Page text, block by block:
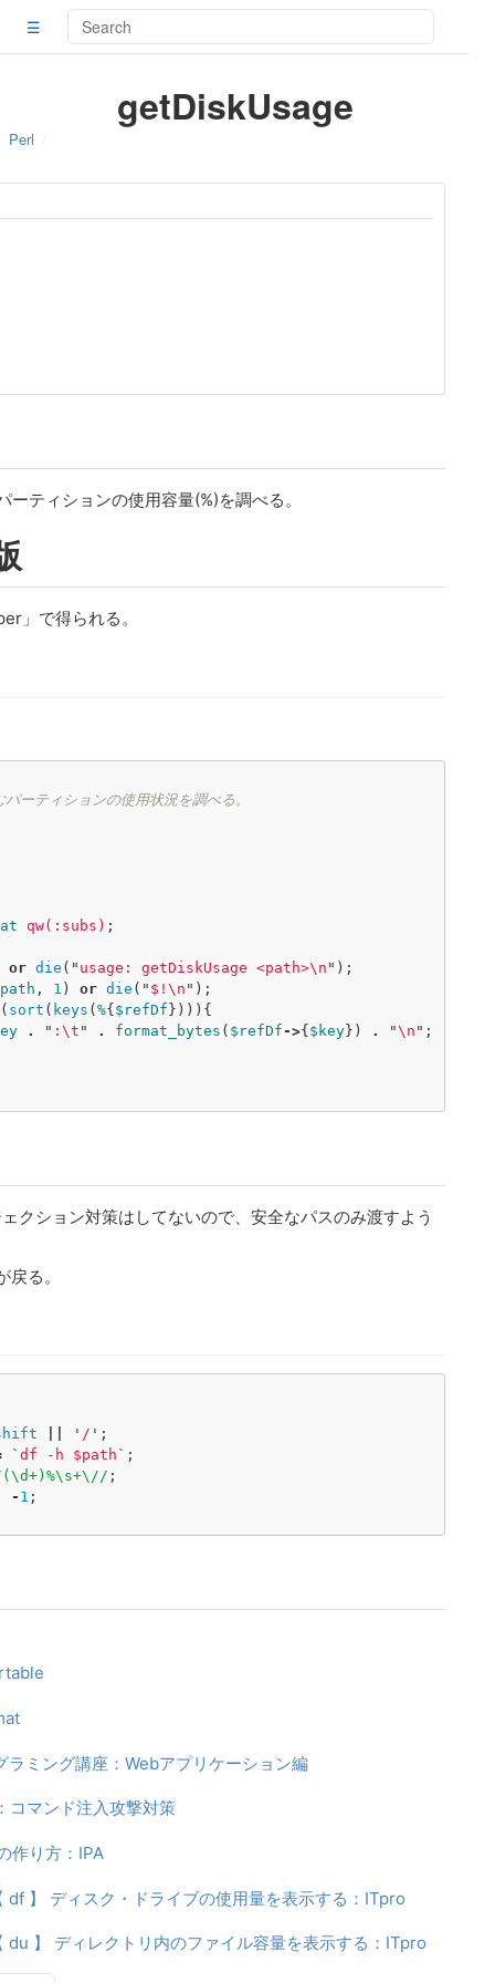
☰
getDiskUsage
Perl
ーティションの使用容量(%)を調べる。
」で得られる。
ーティションの使用状況を調べる。
qw(:subs) ;
or die (" usage: getDiskUsage <path>\n ");
, 1 ) or die (" $! \n ");
( sort ( keys ( %{ $refDf }))){
. " : \t " . format_bytes ( $refDf ->{ $key}) . "\n ";
クション対策はしてないので、安全なパスのみ渡すよう
る。
' / ';
` df -h $path `;
;
- 1 ;
ラミング講座：Webアプリケーション編
コマンド注入攻撃対策
作り方：IPA
】 ディスク・ドライブの使用量を表示する：ITpro
】 ディレクトリ内のファイル容量を表示する：ITpro